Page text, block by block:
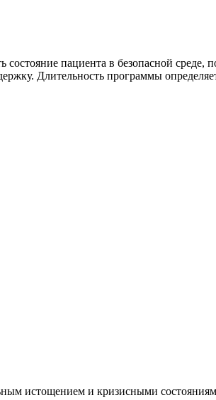
пациента в безопасной среде,
Длительность программы
истощением и кризисными